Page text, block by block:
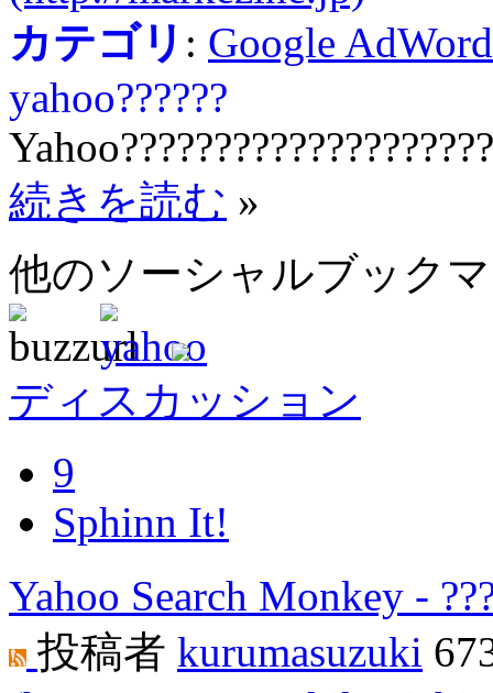
カテゴリ : Google
yahoo??????
続きを読む »
他のソーシャルブック
ディスカッション
9
Sphinn It!
Yahoo Search Monkey -
投稿者 kurumasuzuki